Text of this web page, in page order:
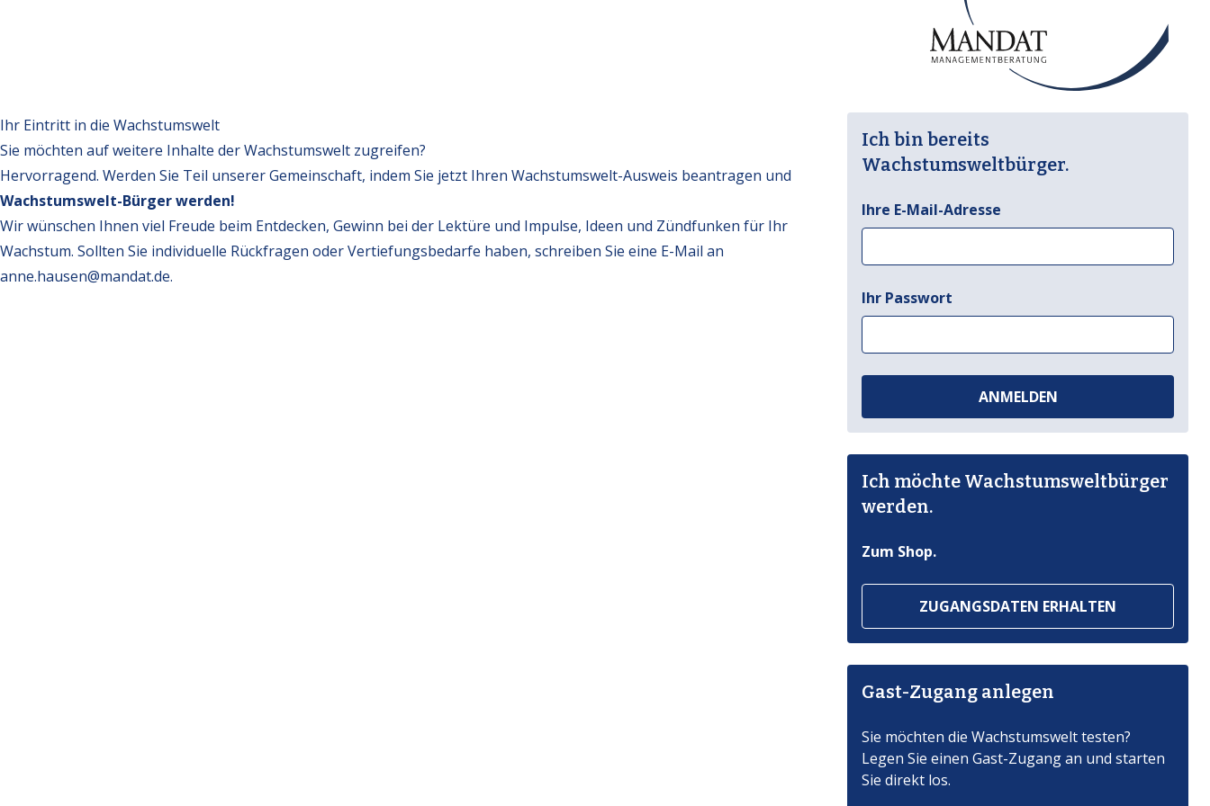
Ihr Eintritt in die Wachstumswelt
Sie möchten auf weitere Inhalte der Wachstumswelt zugreifen?
Hervorragend. Werden Sie Teil unserer Gemeinschaft, indem Sie jetzt Ihren Wachstumswelt-Ausweis beantragen und
Wachstumswelt-Bürger werden!
Wir wünschen Ihnen viel Freude beim Entdecken, Gewinn bei der Lektüre und Impulse, Ideen und Zündfunken für Ihr
Wachstum. Sollten Sie individuelle Rückfragen oder Vertiefungsbedarfe haben, schreiben Sie eine E-Mail an
anne.hausen@mandat.de.
Ich bin bereits
Wachstumsweltbürger.
Ihre E-Mail-Adresse
Ihr Passwort
ANMELDEN
Ich möchte Wachstumsweltbürger
werden.
Zum Shop.
ZUGANGSDATEN ERHALTEN
Gast-Zugang anlegen
Sie möchten die Wachstumswelt testen?
Legen Sie einen Gast-Zugang an und starten
Sie direkt los.